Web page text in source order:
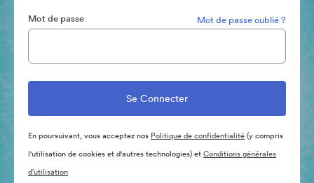
Mot de passe Mot de passe oublié ?
En poursuivant, vous acceptez nos Politique de confidentialité(y compris
l'utilisation de cookies et d'autres technologies) etConditions générales
d’utilisation